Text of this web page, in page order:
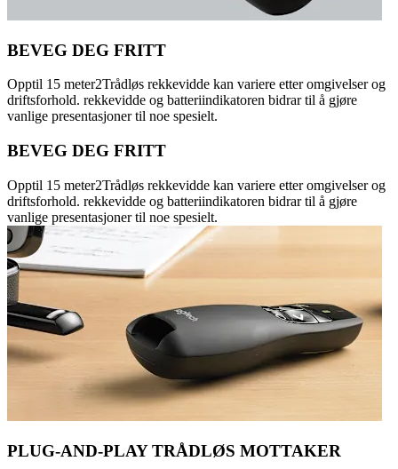
BEVEG DEG FRITT
Opptil 15 meter2Trådløs rekkevidde kan variere etter omgivelser og
driftsforhold. rekkevidde og batteriindikatoren bidrar til å gjøre
vanlige presentasjoner til noe spesielt.
BEVEG DEG FRITT
Opptil 15 meter2Trådløs rekkevidde kan variere etter omgivelser og
driftsforhold. rekkevidde og batteriindikatoren bidrar til å gjøre
vanlige presentasjoner til noe spesielt.
PLUG-AND-PLAY TRÅDLØS MOTTAKER